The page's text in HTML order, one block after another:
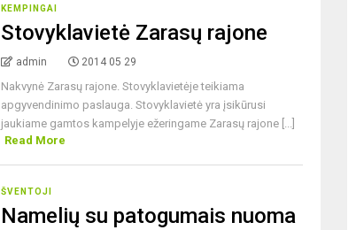
KEMPINGAI
Stovyklavietė Zarasų rajone
admin 2014 05 29
Nakvynė Zarasų rajone. Stovyklavietėje teikiama
apgyvendinimo paslauga. Stovyklavietė yra įsikūrusi
jaukiame gamtos kampelyje ežeringame Zarasų rajone [...]
Read More
ŠVENTOJI
Namelių su patogumais nuoma